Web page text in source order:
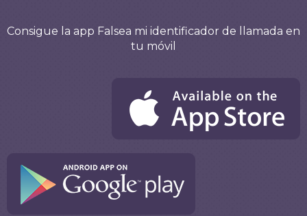
Consigue la app Falsea mi identificador de llamada en
tu móvil